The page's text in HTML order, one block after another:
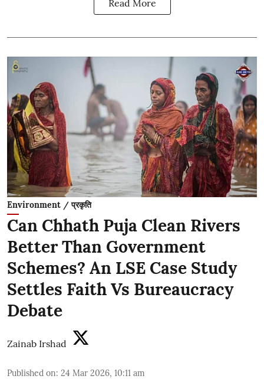
Read More
Environment / प्रकृति
Can Chhath Puja Clean Rivers
Better Than Government
Schemes? An LSE Case Study
Settles Faith Vs Bureaucracy
Debate
Zainab Irshad
Published on: 24 Mar 2026, 10:11 am